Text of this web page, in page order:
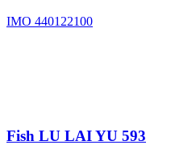
IMO 440122100
Fish LU LAI YU 593